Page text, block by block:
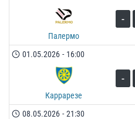
Палермо
-
01.05.2026 - 16:00
Каррарезе
-
08.05.2026 - 21:30